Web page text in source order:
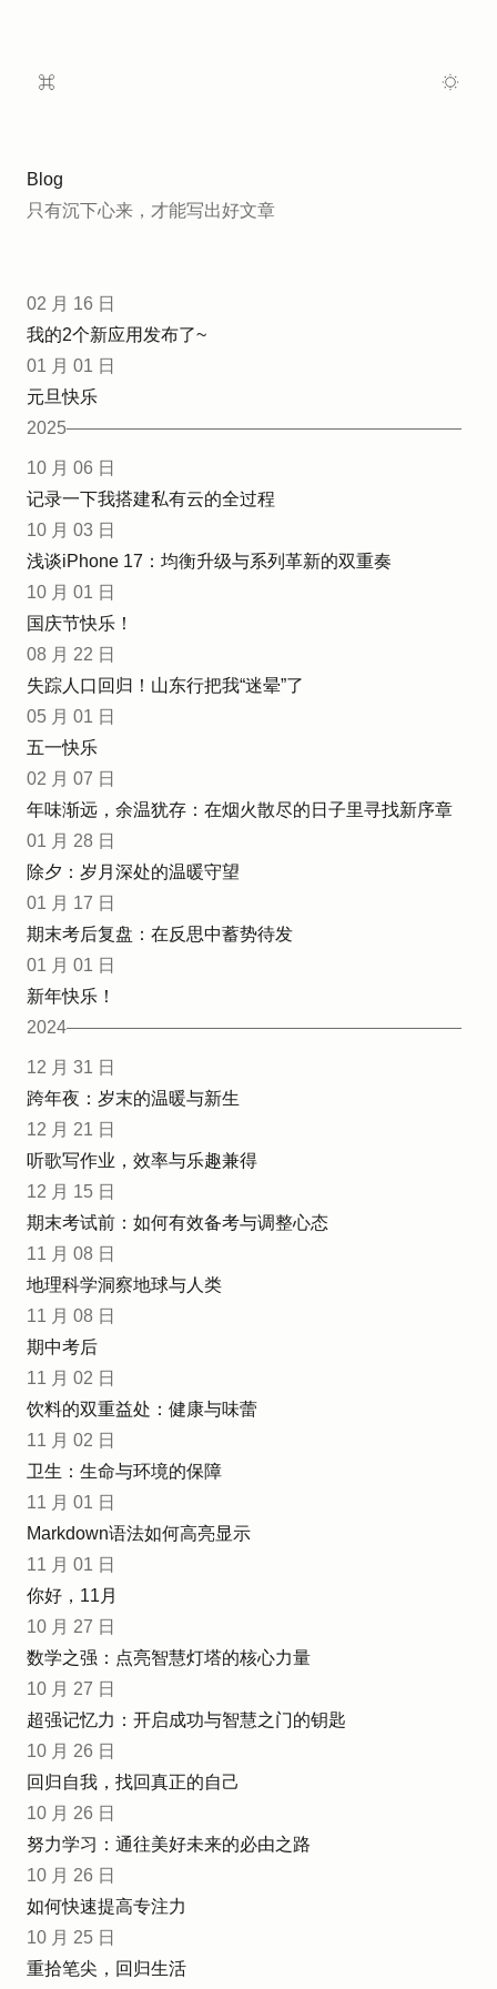
Blog
只有沉下心来，才能写出好文章
02 月 16 日
我的2个新应用发布了~
01 月 01 日
元旦快乐
2025
10 月 06 日
记录一下我搭建私有云的全过程
10 月 03 日
浅谈iPhone 17：均衡升级与系列革新的双重奏
10 月 01 日
国庆节快乐！
08 月 22 日
失踪人口回归！山东行把我“迷晕”了
05 月 01 日
五一快乐
02 月 07 日
年味渐远，余温犹存：在烟火散尽的日子里寻找新序章
01 月 28 日
除夕：岁月深处的温暖守望
01 月 17 日
期末考后复盘：在反思中蓄势待发
01 月 01 日
新年快乐！
2024
12 月 31 日
跨年夜：岁末的温暖与新生
12 月 21 日
听歌写作业，效率与乐趣兼得
12 月 15 日
期末考试前：如何有效备考与调整心态
11 月 08 日
地理科学洞察地球与人类
11 月 08 日
期中考后
11 月 02 日
饮料的双重益处：健康与味蕾
11 月 02 日
卫生：生命与环境的保障
11 月 01 日
Markdown语法如何高亮显示
11 月 01 日
你好，11月
10 月 27 日
数学之强：点亮智慧灯塔的核心力量
10 月 27 日
超强记忆力：开启成功与智慧之门的钥匙
10 月 26 日
回归自我，找回真正的自己
10 月 26 日
努力学习：通往美好未来的必由之路
10 月 26 日
如何快速提高专注力
10 月 25 日
重拾笔尖，回归生活